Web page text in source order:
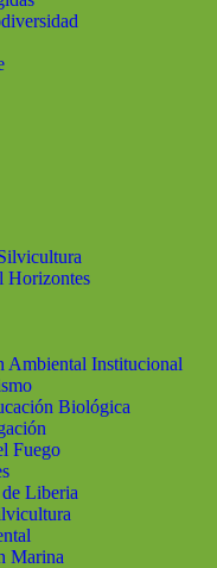
Horizontes
Ambiental Institucional
Biológica
Fuego
Liberia
Marina